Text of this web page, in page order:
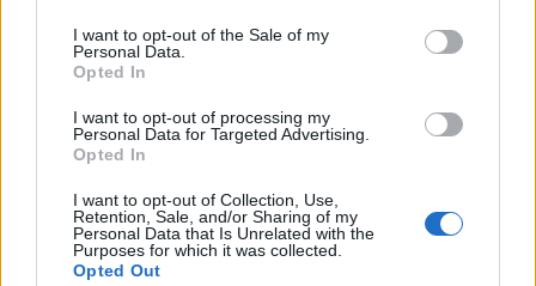
I want to opt-out of the Sale of my
Personal Data.
Opted In
I want to opt-out of processing my
Personal Data for Targeted Advertising.
Opted In
I want to opt-out of Collection, Use,
Retention, Sale, and/or Sharing of my
Personal Data that Is Unrelated with the
Purposes for which it was collected.
Opted Out
Super-finală mondială: Argentina – Franța,
dar și două mari erori de arbitraj în semifinale,
ambele în favoarea favoritelor